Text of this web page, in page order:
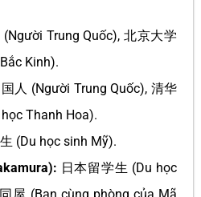
Trung Quốc), 北京大学
Kinh).
人 (Người Trung Quốc), 清华
Thanh Hoa).
(Du học sinh Mỹ).
日本留学生 (Du học